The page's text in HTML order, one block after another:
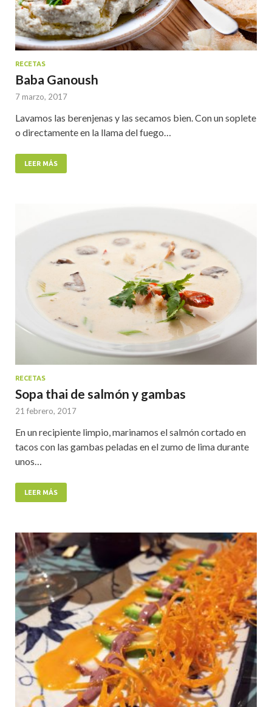
RECETAS
Baba Ganoush
7 marzo, 2017
Lavamos las berenjenas y las secamos bien. Con un soplete
o directamente en la llama del fuego…
LEER MÁS
RECETAS
Sopa thai de salmón y gambas
21 febrero, 2017
En un recipiente limpio, marinamos el salmón cortado en
tacos con las gambas peladas en el zumo de lima durante
unos…
LEER MÁS